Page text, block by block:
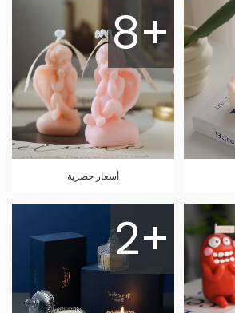
8+
أسعار حصرية
2+